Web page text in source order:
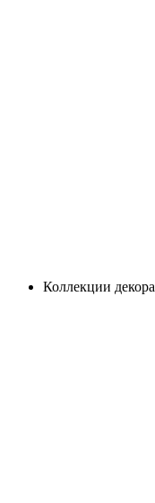
Коллекции декора